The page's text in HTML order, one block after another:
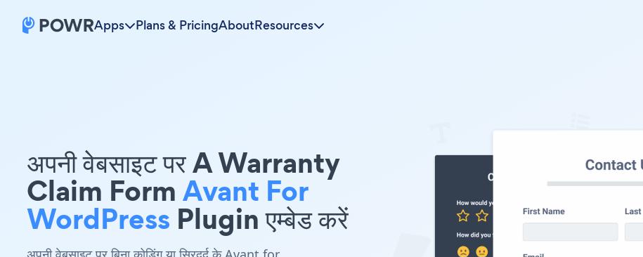
Apps Plans & PricingAboutResources
अपनी वेबसाइट पर A Warranty
Claim FormAvant For
WordPress Plugin एम्बेड करें